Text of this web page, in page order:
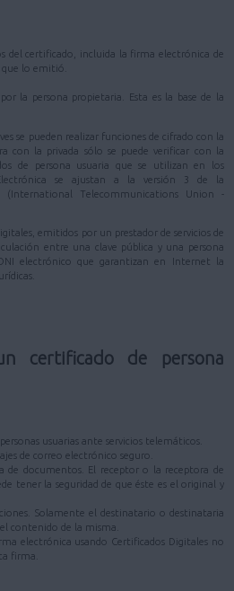
del certificado, incluida la firma electrónica de
lo emitió.
la persona propietaria. Esta es la base de la
se pueden realizar funciones de cifrado con la
con la privada sólo se puede verificar con la
de persona usuaria que se utilizan en los
se ajustan a la versión 3 de la
(International Telecommunications Union -
emitidos por un prestador de servicios de
entre una clave pública y una persona
electrónico que garantizan en Internet la
certificado de persona
usuarias ante servicios telemáticos.
de correo electrónico seguro.
de documentos. El receptor o la receptora de
tener la seguridad de que éste es el original y
Solamente el destinatario o destinataria
contenido de la misma.
electrónica usando Certificados Digitales no
firma.